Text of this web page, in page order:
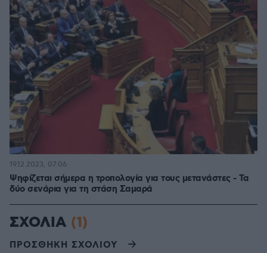
Ψηφίζεται σήμερα η τροπολογία για τους μετανάστες - Τα
δύο σενάρια για τη στάση Σαμαρά
19.12.2023, 07:06
ΣΧΟΛΙΑ (1)
ΠΡΟΣΘΗΚΗ ΣΧΟΛΙΟΥ